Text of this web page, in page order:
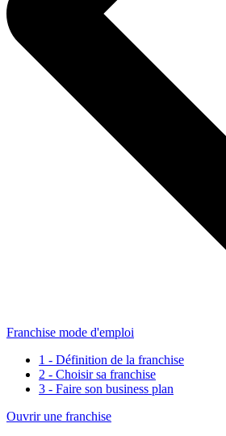
Franchise mode d'emploi
1 - Définition de la franchise
2 - Choisir sa franchise
3 - Faire son business plan
Ouvrir une franchise